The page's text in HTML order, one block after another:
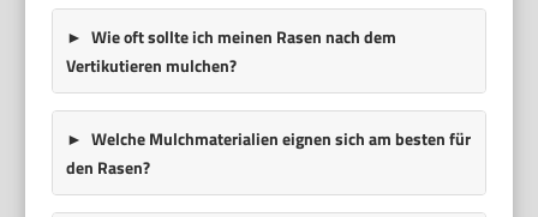
Wie oft sollte ich meinen Rasen nach dem
Vertikutieren mulchen?
Welche Mulchmaterialien eignen sich am besten für
den Rasen?